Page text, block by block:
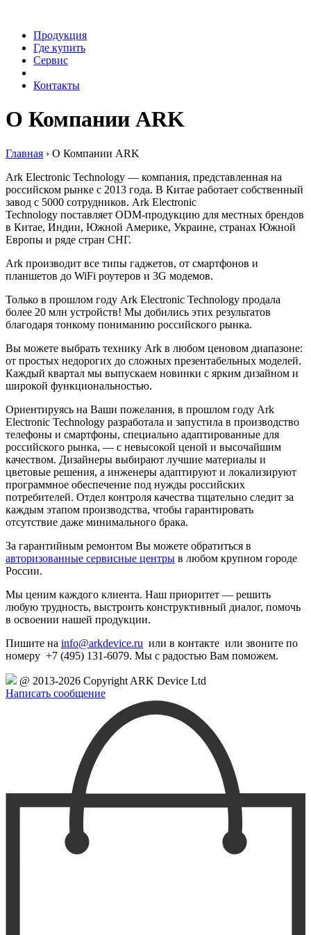
Продукция
Где купить
Сервис
Контакты
О Компании ARK
Главная › О Компании ARK
Ark Electronic Technology — компания, представленная на
российском рынке с 2013 года. В Китае работает собственный
завод с 5000 сотрудников. Ark Electronic
Technology поставляет ODM-продукцию для местных брендов
в Китае, Индии, Южной Америке, Украине, странах Южной
Европы и ряде стран СНГ.
Ark производит все типы гаджетов, от смартфонов и
планшетов до WiFi роутеров и 3G модемов.
Только в прошлом году Ark Electronic Technology продала
более 20 млн устройств! Мы добились этих результатов
благодаря тонкому пониманию российского рынка.
Вы можете выбрать технику Ark в любом ценовом диапазоне:
от простых недорогих до сложных презентабельных моделей.
Каждый квартал мы выпускаем новинки с ярким дизайном и
широкой функциональностью.
Ориентируясь на Ваши пожелания, в прошлом году Ark
Electronic Technology разработала и запустила в производство
телефоны и смартфоны, специально адаптированные для
российского рынка, — с невысокой ценой и высочайшим
качеством. Дизайнеры выбирают лучшие материалы и
цветовые решения, а инженеры адаптируют и локализируют
программное обеспечение под нужды российских
потребителей. Отдел контроля качества тщательно следит за
каждым этапом производства, чтобы гарантировать
отсутствие даже минимального брака.
За гарантийным ремонтом Вы можете обратиться в
авторизованные сервисные центры в любом крупном городе
России.
Мы ценим каждого клиента. Наш приоритет — решить
любую трудность, выстроить конструктивный диалог, помочь
в освоении нашей продукции.
Пишите на info@arkdevice.ru или в контакте или звоните по
номеру +7 (495) 131-6079. Мы с радостью Вам поможем.
@ 2013-2026 Copyright ARK Device Ltd
Написать сообщение